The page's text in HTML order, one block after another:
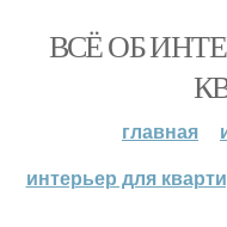
ВСЁ ОБ
главная
интерьер для